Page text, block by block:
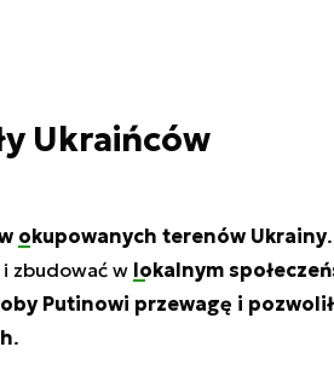
Ukraińców
okupowanych terenówUkrainy
zbudować w lokalnym
Putinowi przewagę i
.